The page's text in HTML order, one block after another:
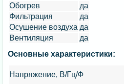
Обогрев
да
Фильтрация
да
Осушение воздуха да
Вентиляция
да
Основные характеристики:
Напряжение, В/Гц/Ф